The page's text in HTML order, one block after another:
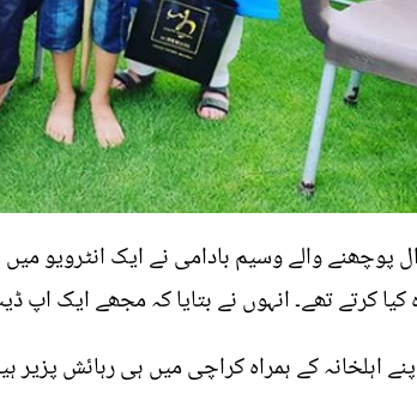
پوچھنے والے وسیم بادامی نے ایک انٹرویو
تھے۔ انہوں نے بتایا کہ مجھے ایک اپ ڈیٹ کے 60 روپے دیے